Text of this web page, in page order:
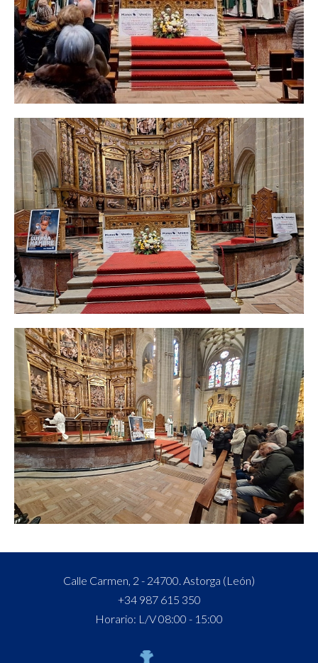
Calle Carmen, 2 - 24700. Astorga (León)
+34 987 615 350
Horario: L/V 08:00 - 15:00